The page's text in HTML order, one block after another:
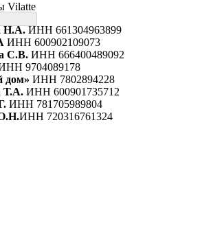
Vilatte
Н.А.ИНН 661304963899
ИНН 600902109073
С.В. ИНН 666400489092
9704089178
ИНН 7802894228
Т.А. ИНН 600901735712
ИНН 781705989804
ИНН 720316761324